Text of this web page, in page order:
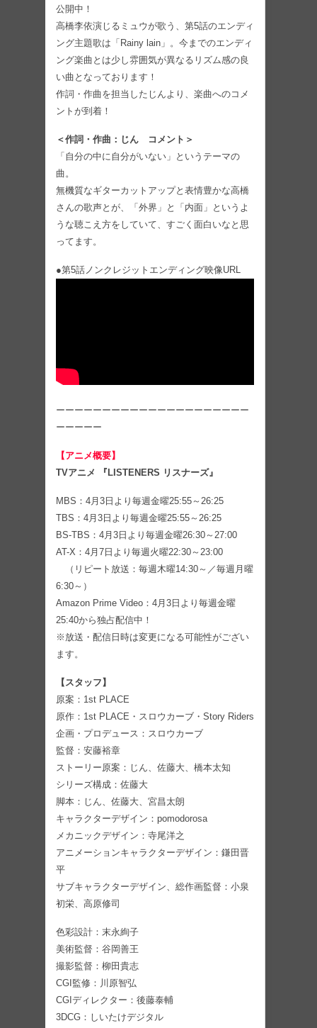
公開中！
高橋李依演じるミュウが歌う、第5話のエンディ
ング主題歌は「Rainy lain」。今までのエンディ
ング楽曲とは少し雰囲気が異なるリズム感の良
い曲となっております！
作詞・作曲を担当したじんより、楽曲へのコメ
ントが到着！
＜作詞・作曲：じん コメント＞
「自分の中に自分がいない」というテーマの
曲。
無機質なギターカットアップと表情豊かな高橋
さんの歌声とが、「外界」と「内面」というよ
うな聴こえ方をしていて、すごく面白いなと思
ってます。
●第5話ノンクレジットエンディング映像URL
ーーーーーーーーーーーーーーーーーーーーー
ーーーーー
【アニメ概要】
TVアニメ 『LISTENERS リスナーズ』
MBS：4月3日より毎週金曜25:55～26:25
TBS：4月3日より毎週金曜25:55～26:25
BS-TBS：4月3日より毎週金曜26:30～27:00
AT-X：4月7日より毎週火曜22:30～23:00
（リピート放送：毎週木曜14:30～／毎週月曜
6:30～）
Amazon Prime Video：4月3日より毎週金曜
25:40から独占配信中！
※放送・配信日時は変更になる可能性がござい
ます。
【スタッフ】
原案：1st PLACE
原作：1st PLACE・スロウカーブ・Story Riders
企画・プロデュース：スロウカーブ
監督：安藤裕章
ストーリー原案：じん、佐藤大、橋本太知
シリーズ構成：佐藤大
脚本：じん、佐藤大、宮昌太朗
キャラクターデザイン：pomodorosa
メカニックデザイン：寺尾洋之
アニメーションキャラクターデザイン：鎌田晋
平
サブキャラクターデザイン、総作画監督：小泉
初栄、高原修司
色彩設計：末永絢子
美術監督：谷岡善王
撮影監督：柳田貴志
CGI監修：川原智弘
CGIディレクター：後藤泰輔
3DCG：しいたけデジタル